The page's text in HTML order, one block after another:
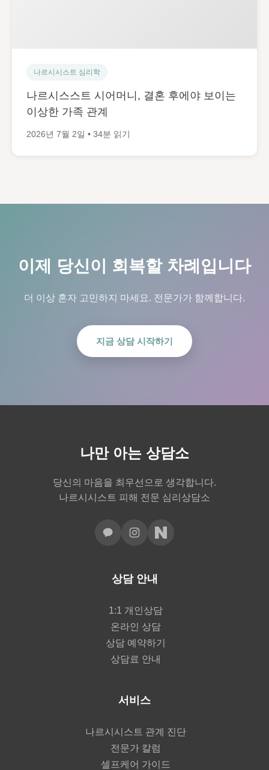
나르시시스트 심리학
나르시스스트 시어머니, 결혼 후에야 보이는
이상한 가족 관계
2026년 7월 2일 • 34분 읽기
이제 당신이 회복할 차례입니다
더 이상 혼자 고민하지 마세요. 전문가가 함께합니다.
지금 상담 시작하기
나만 아는 상담소
당신의 마음을 최우선으로 생각합니다.
나르시시스트 피해 전문 심리상담소
상담 안내
1:1 개인상담
온라인 상담
상담 예약하기
상담료 안내
서비스
나르시시스트 관계 진단
전문가 칼럼
셀프케어 가이드